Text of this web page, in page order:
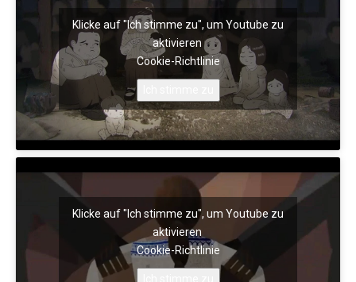
Klicke auf "Ich stimme zu", um Youtube zu
aktivieren
Cookie-Richtlinie
Klicke auf "Ich stimme zu", um Youtube zu
aktivieren
Cookie-Richtlinie